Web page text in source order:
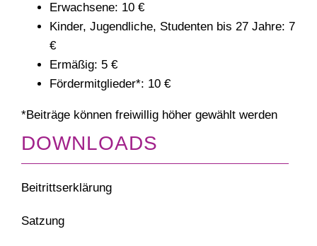
Erwachsene: 10 €
Kinder, Jugendliche, Studenten bis 27 Jahre: 7
€
Ermäßig: 5 €
Fördermitglieder*: 10 €
*Beiträge können freiwillig höher gewählt werden
DOWNLOADS
Beitrittserklärung
Satzung